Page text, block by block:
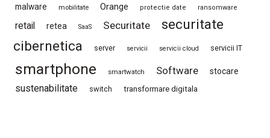
malware mobilitate Orange protectie date ransomware
retail retea SaaS Securitate
securitate
cibernetica
server servicii servicii cloud servicii IT
smartphone smartwatch Software stocare
sustenabilitate switch transformare digitala